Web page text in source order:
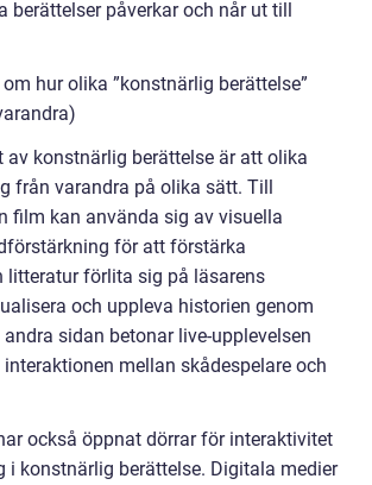
berättelser påverkar och når ut till
hur olika ”konstnärlig berättelse”
av konstnärlig berättelse är att olika
från varandra på olika sätt. Till
film kan använda sig av visuella
för att förstärka
litteratur förlita sig på läsarens
och uppleva historien genom
andra sidan betonar live-upplevelsen
mellan skådespelare och
också öppnat dörrar för interaktivitet
i konstnärlig berättelse. Digitala medier